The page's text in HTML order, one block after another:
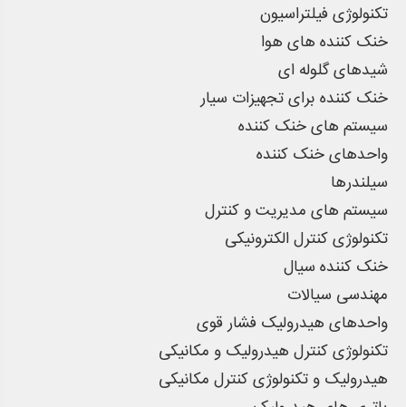
تکنولوژی فیلتراسیون
خنک کننده های هوا
شیدهای گلوله ای
خنک کننده برای تجهیزات سیار
سیستم های خنک کننده
واحدهای خنک کننده
سیلندرها
سیستم های مدیریت و کنترل
تکنولوژی کنترل الکترونیکی
خنک کننده سیال
مهندسی سیالات
واحدهای هیدرولیک فشار قوی
تکنولوژی کنترل هیدرولیک و مکانیکی
هیدرولیک و تکنولوژی کنترل مکانیکی